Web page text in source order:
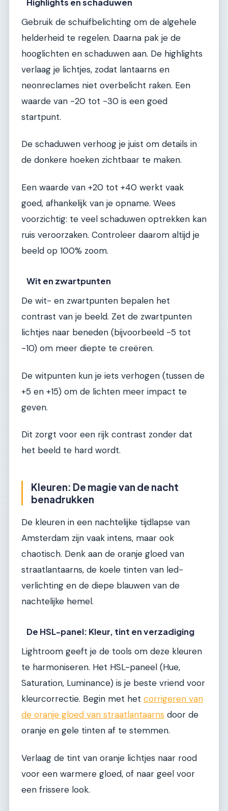
Highlights en schaduwen
Gebruik de schuifbelichting om de algehele
helderheid te regelen. Daarna pak je de
hooglichten en schaduwen aan. De highlights
verlaag je lichtjes, zodat lantaarns en
neonreclames niet overbelicht raken. Een
waarde van -20 tot -30 is een goed
startpunt.
De schaduwen verhoog je juist om details in
de donkere hoeken zichtbaar te maken.
Een waarde van +20 tot +40 werkt vaak
goed, afhankelijk van je opname. Wees
voorzichtig: te veel schaduwen optrekken kan
ruis veroorzaken. Controleer daarom altijd je
beeld op 100% zoom.
Wit en zwartpunten
De wit- en zwartpunten bepalen het
contrast van je beeld. Zet de zwartpunten
lichtjes naar beneden (bijvoorbeeld -5 tot
-10) om meer diepte te creëren.
De witpunten kun je iets verhogen (tussen de
+5 en +15) om de lichten meer impact te
geven.
Dit zorgt voor een rijk contrast zonder dat
het beeld te hard wordt.
Kleuren: De magie van de nacht
benadrukken
De kleuren in een nachtelijke tijdlapse van
Amsterdam zijn vaak intens, maar ook
chaotisch. Denk aan de oranje gloed van
straatlantaarns, de koele tinten van led-
verlichting en de diepe blauwen van de
nachtelijke hemel.
De HSL-panel: Kleur, tint en verzadiging
Lightroom geeft je de tools om deze kleuren
te harmoniseren. Het HSL-paneel (Hue,
Saturation, Luminance) is je beste vriend voor
kleurcorrectie. Begin met het corrigeren van
de oranje gloed van straatlantaarns door de
oranje en gele tinten af te stemmen.
Verlaag de tint van oranje lichtjes naar rood
voor een warmere gloed, of naar geel voor
een frissere look.